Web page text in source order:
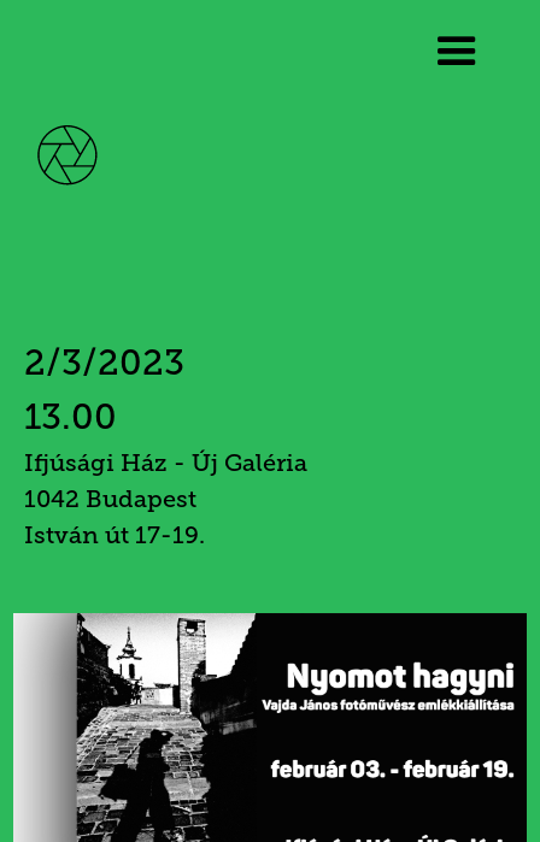
2/3/2023
13.00
Ifjúsági Ház - Új Galéria
1042 Budapest
István út 17-19.